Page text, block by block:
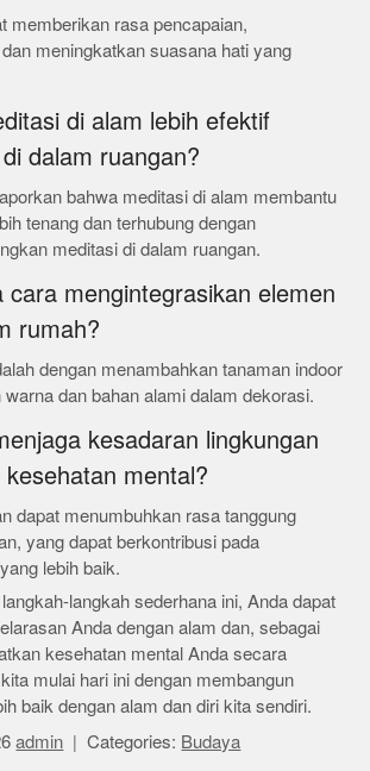
memberikan rasa pencapaian,
meningkatkan suasana hati yang
di alam lebih efektif
dalam ruangan?
bahwa meditasi di alam membantu
tenang dan terhubung dengan
meditasi di dalam ruangan.
cara mengintegrasikan elemen
rumah?
dengan menambahkan tanaman indoor
dan bahan alami dalam dekorasi.
kesadaran lingkungan
mental?
dapat menumbuhkan rasa tanggung
yang dapat berkontribusi pada
lebih baik.
langkah sederhana ini, Anda dapat
Anda dengan alam dan, sebagai
kesehatan mental Anda secara
mulai hari ini dengan membangun
baik dengan alam dan diri kita sendiri.
admin Categories: Budaya